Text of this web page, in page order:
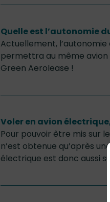
Quelle est l’autonomie
Actuellement,
permettra au même avion
Green Aerolease !
Voler en avion
Pour pouvoir être mis sur
n’est obtenue qu’après
électrique est donc aussi